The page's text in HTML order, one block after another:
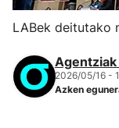
LABek deitutako
Agentziak
2026/05/16 -
Azken